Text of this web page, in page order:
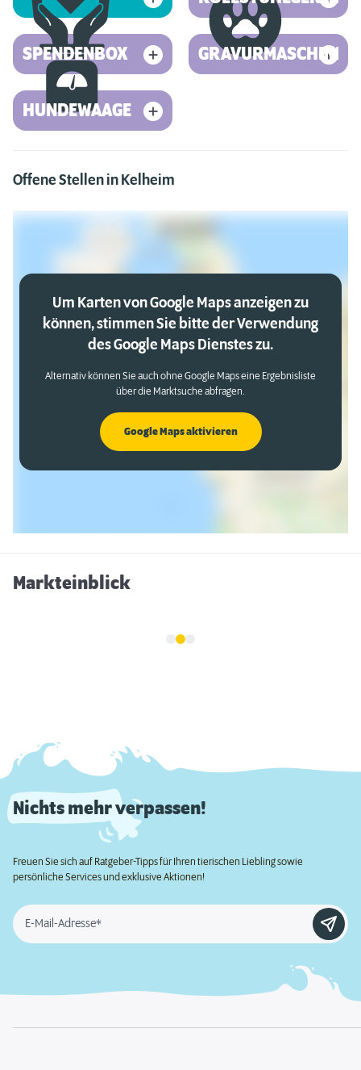
SPENDENBOX GRAVURMASCHINE
HUNDEWAAGE
Offene Stellen in Kelheim
Um Karten von Google Maps anzeigen zu
können, stimmen Sie bitte der Verwendung
des Google Maps Dienstes zu.
Alternativ können Sie auch ohne Google Maps eine Ergebnisliste
über die Marktsuche abfragen.
Google Maps aktivieren
Markteinblick
Nichts mehr verpassen!
Freuen Sie sich auf Ratgeber-Tipps für Ihren tierischen Liebling sowie
persönliche Services und exklusive Aktionen!
E-Mail-Adresse*